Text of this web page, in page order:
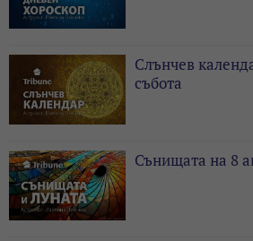
Слънчев
събота
Сънищата на 8